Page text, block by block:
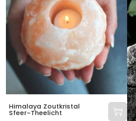
Himalaya Zoutkristal
Sfeer-Theelicht